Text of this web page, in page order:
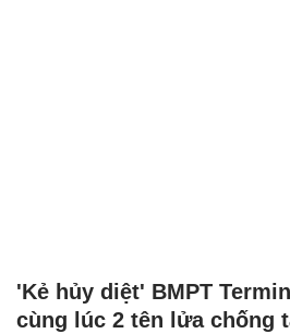
'Kẻ hủy diệt' BMPT
cùng lúc 2 tên lửa chống